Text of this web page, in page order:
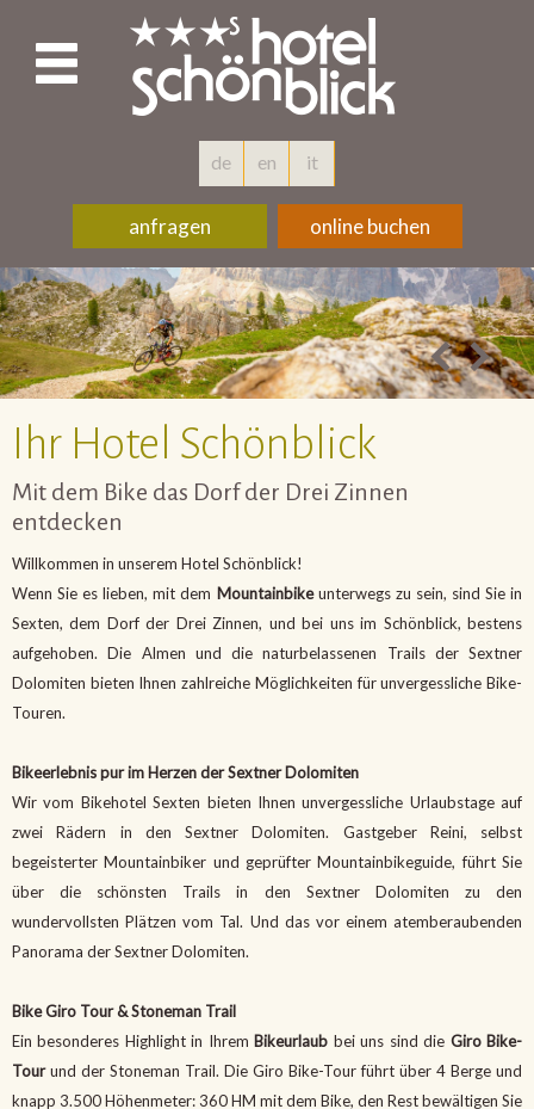
de en it
anfragen online buchen
Ihr Hotel Schönblick
Mit dem Bike das Dorf der Drei Zinnen
entdecken
Willkommen in unserem Hotel Schönblick!
Wenn Sie es lieben, mit dem Mountainbikeunterwegs zu sein, sind Sie in
Sexten, dem Dorf der Drei Zinnen, und bei uns im Schönblick, bestens
aufgehoben. Die Almen und die naturbelassenen Trails der Sextner
Dolomiten bieten Ihnen zahlreiche Möglichkeiten für unvergessliche Bike-
Touren.
Bikeerlebnis pur im Herzen der Sextner Dolomiten
Wir vom Bikehotel Sexten bieten Ihnen unvergessliche Urlaubstage auf
zwei Rädern in den Sextner Dolomiten. Gastgeber Reini, selbst
begeisterter Mountainbiker und geprüfter Mountainbikeguide, führt Sie
über die schönsten Trails in den Sextner Dolomiten zu den
wundervollsten Plätzen vom Tal. Und das vor einem atemberaubenden
Panorama der Sextner Dolomiten.
Bike Giro Tour & Stoneman Trail
Ein besonderes Highlight in Ihrem Bikeurlaub bei uns sind die Giro Bike-
Tourund der Stoneman Trail. Die Giro Bike-Tour führt über 4 Berge und
knapp 3.500 Höhenmeter: 360 HM mit dem Bike, den Rest bewältigen Sie